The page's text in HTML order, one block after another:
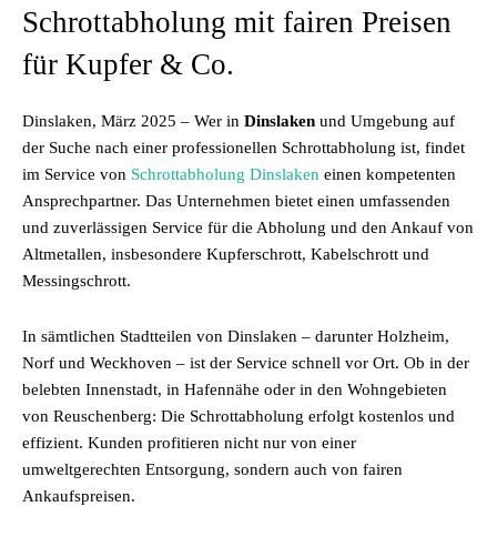
Schrottabholung mit fairen Preisen
für Kupfer & Co.
Dinslaken, März 2025 – Wer in Dinslaken und Umgebung auf
der Suche nach einer professionellen Schrottabholung ist, findet
im Service von Schrottabholung Dinslaken einen kompetenten
Ansprechpartner. Das Unternehmen bietet einen umfassenden
und zuverlässigen Service für die Abholung und den Ankauf von
Altmetallen, insbesondere Kupferschrott, Kabelschrott und
Messingschrott.
In sämtlichen Stadtteilen von Dinslaken – darunter Holzheim,
Norf und Weckhoven – ist der Service schnell vor Ort. Ob in der
belebten Innenstadt, in Hafennähe oder in den Wohngebieten
von Reuschenberg: Die Schrottabholung erfolgt kostenlos und
effizient. Kunden profitieren nicht nur von einer
umweltgerechten Entsorgung, sondern auch von fairen
Ankaufspreisen.